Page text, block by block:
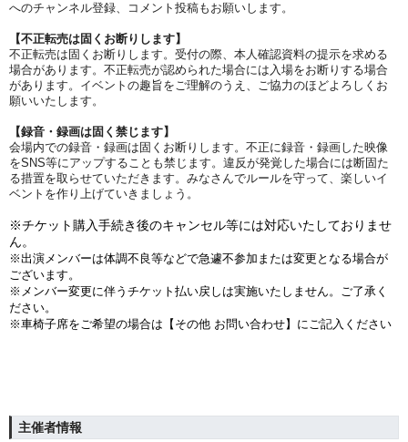
へのチャンネル登録、コメント投稿もお願いします。
【不正転売は固くお断りします】
不正転売は固くお断りします。受付の際、本人確認資料の提示を求める
場合があります。不正転売が認められた場合には入場をお断りする場合
があります。イベントの趣旨をご理解のうえ、ご協力のほどよろしくお
願いいたします。
【録音・録画は固く禁じます】
会場内での録音・録画は固くお断りします。不正に録音・録画した映像
をSNS等にアップすることも禁じます。違反が発覚した場合には断固た
る措置を取らせていただきます。みなさんでルールを守って、楽しいイ
ベントを作り上げていきましょう。
※チケット購入手続き後のキャンセル等には対応いたしておりませ
ん。
※出演メンバーは体調不良等などで急遽不参加または変更となる場合が
ございます。
※メンバー変更に伴うチケット払い戻しは実施いたしません。ご了承く
ださい。
※車椅子席をご希望の場合は【その他 お問い合わせ】にご記入ください
主催者情報